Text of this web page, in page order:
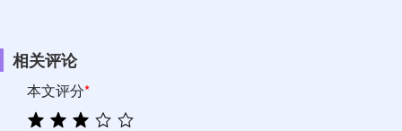
相关评论
本文评分*